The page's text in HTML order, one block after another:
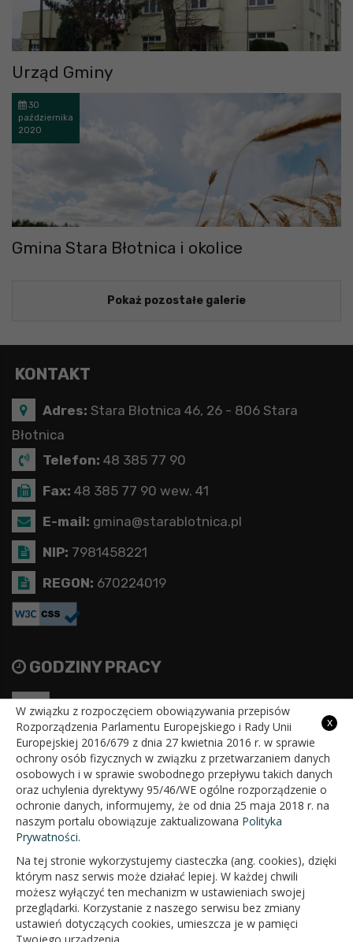
Urząd Gminy
30
października
2020
Gmina Stara Błotnica i okolice
Pokaż pozostałe galerie
KONTAKT
Adres: Stara Błotnica 46, 26 - 806 Stara
Błotnica
Telefon: 48 385 77 90
Fax: 48 385 77 90 wew. 41
E-mail: gmina@starablotnica.pl
NIP: 7981458221
REGON: 670224019
GODZINY PRACY
Pon 7:30 - 15:30
Wt 7:30 - 15:30
Śr 7:30 - 15:30
Czw 7:30 - 15:30
Pt 7:30 - 15:30
x
W związku z rozpoczęciem obowiązywania przepisów
Rozporządzenia Parlamentu Europejskiego i Rady Unii
Europejskiej 2016/679 z dnia 27 kwietnia 2016 r. w sprawie
ochrony osób fizycznych w związku z przetwarzaniem danych
osobowych i w sprawie swobodnego przepływu takich danych
oraz uchylenia dyrektywy 95/46/WE ogólne rozporządzenie o
ochronie danych, informujemy, że od dnia 25 maja 2018 r. na
naszym portalu obowiązuje zaktualizowana Polityka
Prywatności.
Na tej stronie wykorzystujemy ciasteczka (ang. cookies), dzięki
którym nasz serwis może działać lepiej. W każdej chwili
możesz wyłączyć ten mechanizm w ustawieniach swojej
przeglądarki. Korzystanie z naszego serwisu bez zmiany
ustawień dotyczących cookies, umieszcza je w pamięci